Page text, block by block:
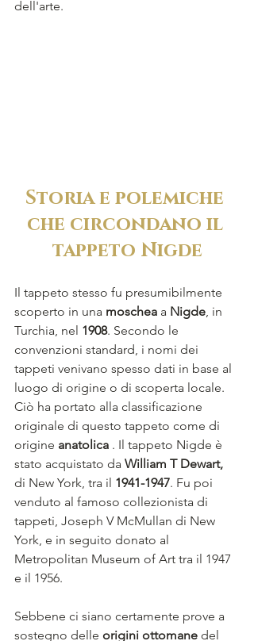
dell'arte.
Storia e polemiche
che circondano il
tappeto Nigde
Il tappeto stesso fu presumibilmente
scoperto in una moschea a Nigde, in
Turchia, nel 1908. Secondo le
convenzioni standard, i nomi dei
tappeti venivano spesso dati in base al
luogo di origine o di scoperta locale.
Ciò ha portato alla classificazione
originale di questo tappeto come di
origine anatolica . Il tappeto Nigde è
stato acquistato da William T Dewart,
di New York, tra il 1941-1947. Fu poi
venduto al famoso collezionista di
tappeti, Joseph V McMullan di New
York, e in seguito donato al
Metropolitan Museum of Art tra il 1947
e il 1956.
Sebbene ci siano certamente prove a
sostegno delle origini ottomane del